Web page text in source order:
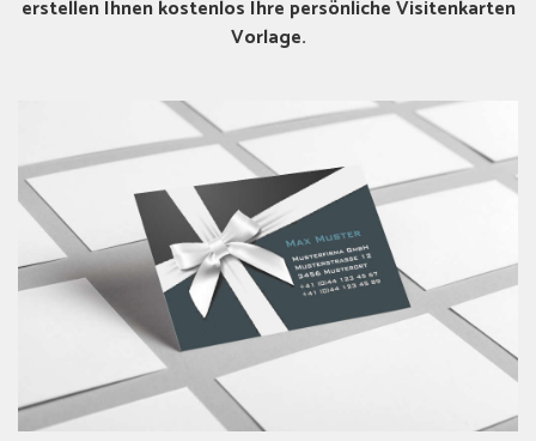
erstellen Ihnen kostenlos Ihre persönliche Visitenkarten
Vorlage.